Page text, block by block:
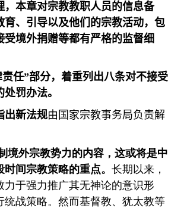
，本章对宗教教职人员的信息备
育、引导以及他们的宗教活动，包
受境外捐赠等都有严格的监督细
责任”部分，着重列出八条对不接受
罚办法。
出新法规由国家宗教事务局负责解
境外宗教势力的内容，这或将是中
间宗教策略的重点。 长期以来，
力于强力推广其无神论的意识形
统战策略。然而基督教、犹太教等